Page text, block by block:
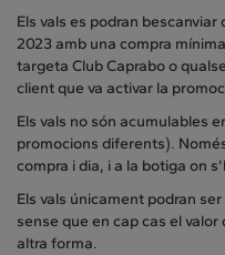
Els vals es podran bescanviar
2023 amb una compra
targeta Club Caprabo o
client que va activar la
Els vals no són acumulables
promocions diferents).
compra i dia, i a la botiga on
Els vals únicament podran
sense que en cap cas el
altra forma.